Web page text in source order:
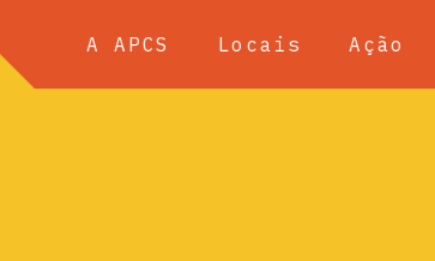
A APCS Locais Ação